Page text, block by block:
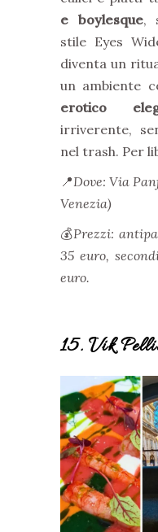
e boylesque,
stile Eyes
diventa un
un ambiente
erotico
irriverente,
nel trash. Per
📍Dove: Via
Venezia)
💰Prezzi:
35 euro,
euro.
15. Vik